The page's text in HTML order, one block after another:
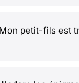
petit-fils est